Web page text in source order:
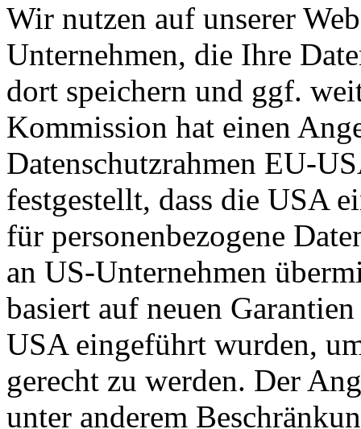
Wir nutzen auf unserer
Unternehmen, die Ihre
dort speichern und ggf.
Kommission hat einen
Datenschutzrahmen EU-
festgestellt, dass die USA
für personenbezogene
an US-Unternehmen
basiert auf neuen
USA eingeführt wurden,
gerecht zu werden. Der
unter anderem